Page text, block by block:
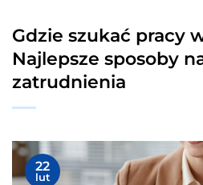
Gdzie szukać pracy
Najlepsze sposoby
zatrudnienia
22
lut